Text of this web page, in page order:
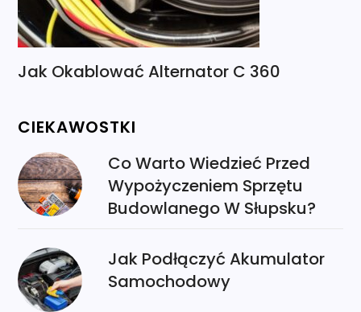
Jak Okablować Alternator C 360
CIEKAWOSTKI
Co Warto Wiedzieć Przed
Wypożyczeniem Sprzętu
Budowlanego W Słupsku?
Jak Podłączyć Akumulator
Samochodowy